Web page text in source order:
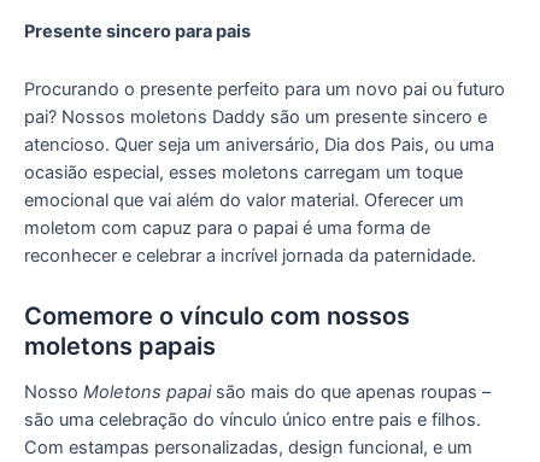
Presente sincero para pais
Procurando o presente perfeito para um novo pai ou futuro
pai? Nossos moletons Daddy são um presente sincero e
atencioso. Quer seja um aniversário, Dia dos Pais, ou uma
ocasião especial, esses moletons carregam um toque
emocional que vai além do valor material. Oferecer um
moletom com capuz para o papai é uma forma de
reconhecer e celebrar a incrível jornada da paternidade.
Comemore o vínculo com nossos
moletons papais
Nosso Moletons papaisão mais do que apenas roupas –
são uma celebração do vínculo único entre pais e filhos.
Com estampas personalizadas, design funcional, e um